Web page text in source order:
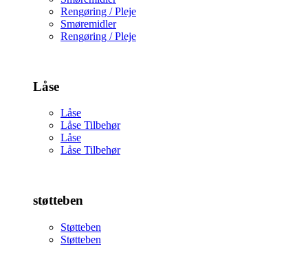
Rengøring / Pleje
Smøremidler
Rengøring / Pleje
Låse
Låse
Låse Tilbehør
Låse
Låse Tilbehør
støtteben
Støtteben
Støtteben